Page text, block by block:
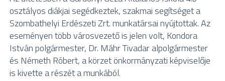
osztályos diákjai segédkeztek, szakmai segítséget a
Szombathelyi Erdészeti Zrt. munkatársai nyújtottak. Az
eseményen több városvezető is jelen volt, Kondora
István polgármester, Dr. Máhr Tivadar alpolgármester
és Németh Róbert, a körzet önkormányzati képviselője
is kivette a részét a munkából.